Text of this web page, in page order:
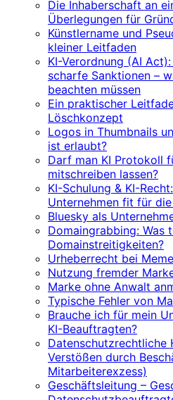
Die Inhaberschaft an
Überlegungen für
Künstlername und
kleiner Leitfaden
KI-Verordnung (AI
scharfe Sanktionen –
beachten müssen
Ein praktischer
Löschkonzept
Logos in Thumbnails
ist erlaubt?
Darf man KI Protokoll
mitschreiben lassen?
KI-Schulung & KI-
Unternehmen fit für
Bluesky als
Domaingrabbing: Was
Domainstreitigkeiten?
Urheberrecht bei
Nutzung fremder
Marke ohne Anwalt
Typische Fehler von
Brauche ich für mein
KI-Beauftragten?
Datenschutzrechtliche
Verstößen durch
Mitarbeiterexzess)
Geschäftsleitung –